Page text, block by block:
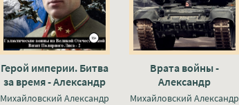
Герой империи. Битва
за время - Александр
Михайловский, Юлия
Михайловский Александр
Врата войны -
Александр
Михайловский, Юлия
Михайловский Александр